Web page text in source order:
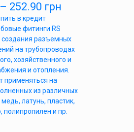
– 252.90 грн
в кредит
фитинги RS
создания разъемных
на трубопроводах
хозяйственного и
и отопления.
применяться на
из различных
латунь, пластик,
и пр.